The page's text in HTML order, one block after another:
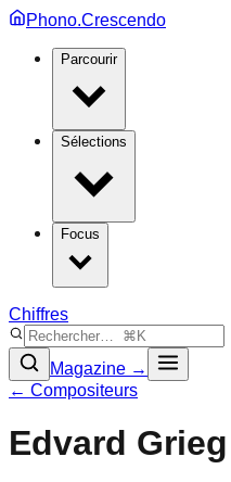
Phono.Crescendo
Parcourir
Sélections
Focus
Chiffres
Magazine →
← Compositeurs
Edvard Grieg